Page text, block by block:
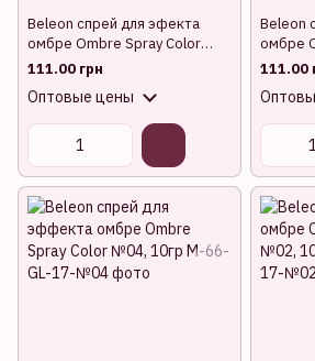
Beleon спрей для эфекта
омбре Ombre Spray Color
№06, 10гр
111.00 грн
Оптовые цены
Beleon
омбре
№05,
111.00